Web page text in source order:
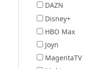
DAZN
Disney+
HBO Max
Joyn
MagentaTV